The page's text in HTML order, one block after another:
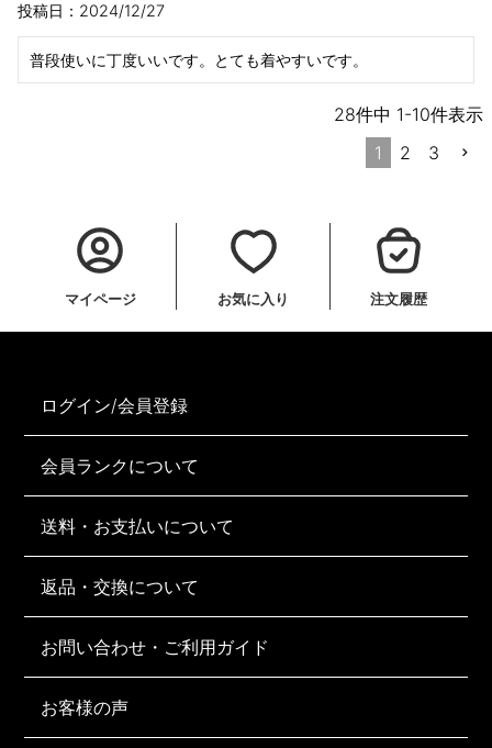
投稿日 2024/12/27
普段使いに丁度いいです。とても着やすいです。
28件中 1-10件表示
1
2 3
マイページ お気に入り 注文履歴
ログイン/会員登録
会員ランクについて
送料・お支払いについて
返品・交換について
お問い合わせ・ご利用ガイド
お客様の声